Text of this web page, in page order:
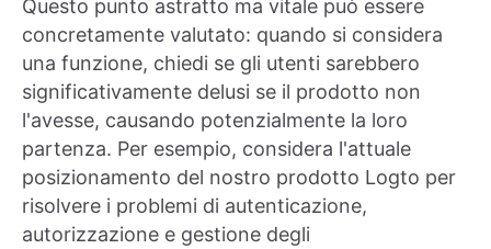
Questo punto astratto ma vitale può essere
concretamente valutato: quando si considera
una funzione, chiedi se gli utenti sarebbero
significativamente delusi se il prodotto non
l'avesse, causando potenzialmente la loro
partenza. Per esempio, considera l'attuale
posizionamento del nostro prodotto Logto per
risolvere i problemi di autenticazione,
autorizzazione e gestione degli